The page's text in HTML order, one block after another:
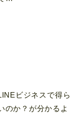
ビジネスで得ら
のか？が分かるよ